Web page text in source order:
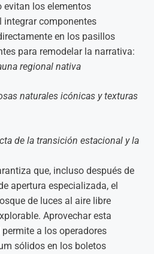
evitan los elementos
componentes
en los pasillos
para remodelar la narrativa:
regional nativa
naturales icónicas y texturas
de la transición estacional y la
que, incluso después de
apertura especializada, el
de luces al aire libre
Aprovechar esta
a los operadores
sólidos en los boletos